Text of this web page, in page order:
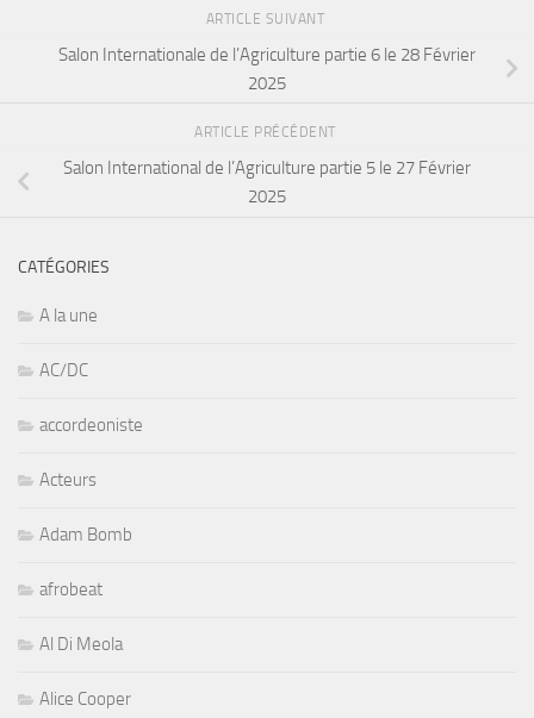
ARTICLE SUIVANT
Salon Internationale de l’Agriculture partie 6 le 28 Février
2025
ARTICLE PRÉCÉDENT
Salon International de l’Agriculture partie 5 le 27 Février
2025
CATÉGORIES
A la une
AC/DC
accordeoniste
Acteurs
Adam Bomb
afrobeat
Al Di Meola
Alice Cooper